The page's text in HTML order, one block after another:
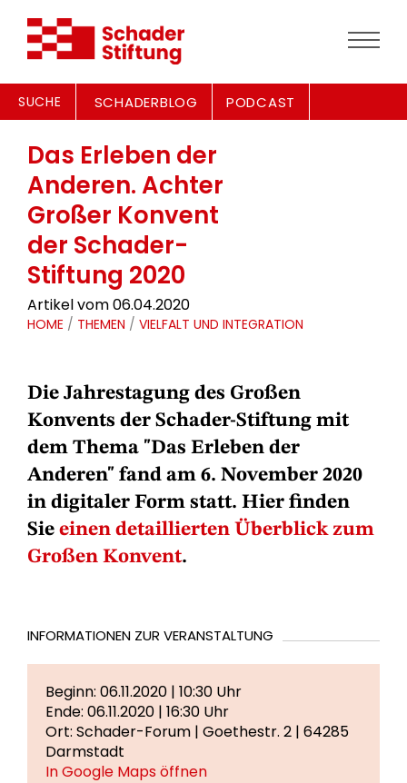
SUCHE SCHADERBLOG PODCAST
Das Erleben der
Anderen. Achter
Großer Konvent
der Schader-
Stiftung 2020
Artikel vom 06.04.2020
HOME / THEMEN / VIELFALT UND INTEGRATION
Die Jahrestagung des Großen
Konvents der Schader-Stiftung mit
dem Thema "Das Erleben der
Anderen" fand am 6. November 2020
in digitaler Form statt. Hier finden
Sie einen detaillierten Überblick zum
Großen Konvent.
INFORMATIONEN ZUR VERANSTALTUNG
Beginn: 06.11.2020 | 10:30 Uhr
Ende: 06.11.2020 | 16:30 Uhr
Ort: Schader-Forum | Goethestr. 2 | 64285
Darmstadt
In Google Maps öffnen